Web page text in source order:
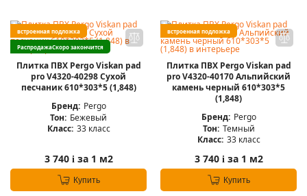
встроенная подложка
РаспродажаСкоро закончится
Плитка ПВХ Pergo Viskan pad
pro V4320-40298 Сухой
песчаник 610*303*5 (1,848)
Бренд: Pergo
Тон: Бежевый
Класс: 33 класс
3 740 iза 1 м2
Купить
встроенная подложка
Плитка ПВХ Pergo Viskan pad
pro V4320-40170 Альпийский
камень черный 610*303*5
(1,848)
Бренд: Pergo
Тон: Темный
Класс: 33 класс
3 740 iза 1 м2
Купить